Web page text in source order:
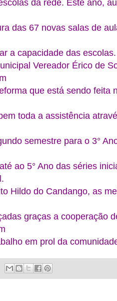
da rede. Este ano,
das 67 novas salas de
a capacidade das escolas.
Vereador Érico de
que está sendo feita
toda a assistência
semestre para o 3°
ao 5° Ano das séries
Hildo do Candango, as
graças a cooperação
em prol da